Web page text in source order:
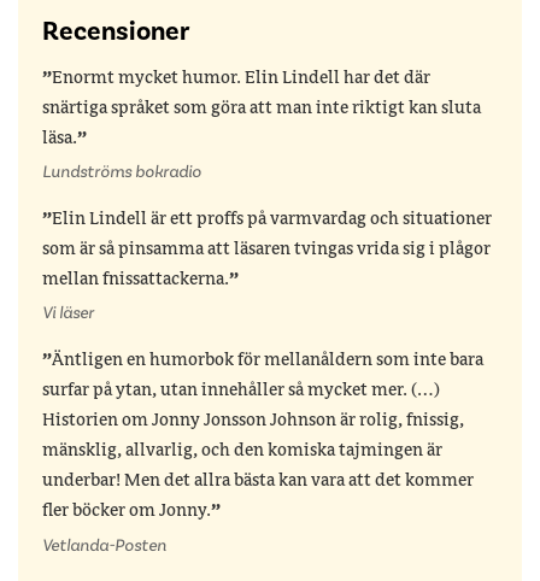
Recensioner
Enormt mycket humor. Elin Lindell har det där
snärtiga språket som göra att man inte riktigt kan sluta
läsa.
Lundströms bokradio
Elin Lindell är ett proffs på varmvardag och situationer
som är så pinsamma att läsaren tvingas vrida sig i plågor
mellan fnissattackerna.
Vi läser
Äntligen en humorbok för mellanåldern som inte bara
surfar på ytan, utan innehåller så mycket mer. (…)
Historien om Jonny Jonsson Johnson är rolig, fnissig,
mänsklig, allvarlig, och den komiska tajmingen är
underbar! Men det allra bästa kan vara att det kommer
fler böcker om Jonny.
Vetlanda-Posten